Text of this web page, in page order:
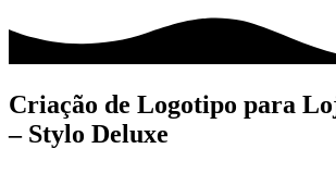
Criação de Logotipo para
– Stylo Deluxe